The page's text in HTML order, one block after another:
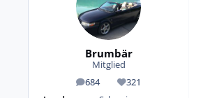
Brumbär
Mitglied
684
Beiträge 321
Reputation